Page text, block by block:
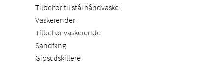
Tilbehør til stål håndvaske
Vaskerender
Tilbehør vaskerende
Sandfang
Gipsudskillere